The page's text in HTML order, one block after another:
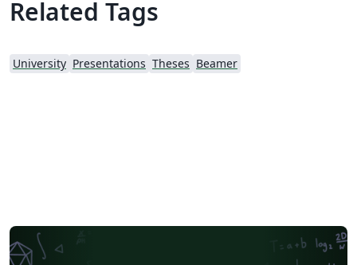
Related Tags
University Presentations Theses Beamer